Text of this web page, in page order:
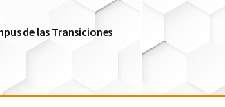
de las Transiciones